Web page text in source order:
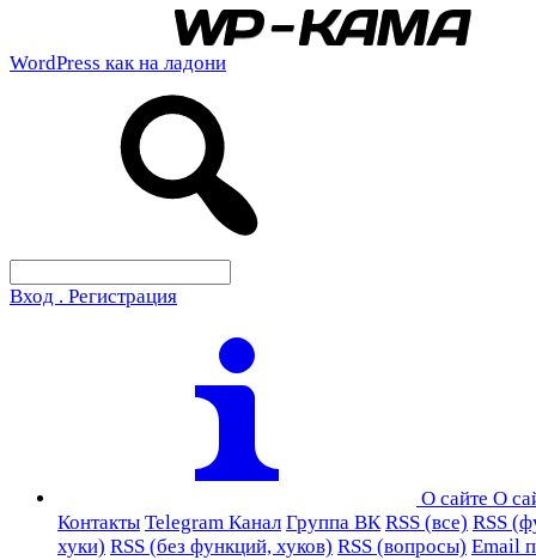
WordPress как на ладони
Вход . Регистрация
О сайте О
Контакты Telegram Канал Группа ВК RSS (все) RSS
хуки) RSS (без функций, хуков) RSS (вопросы) Email